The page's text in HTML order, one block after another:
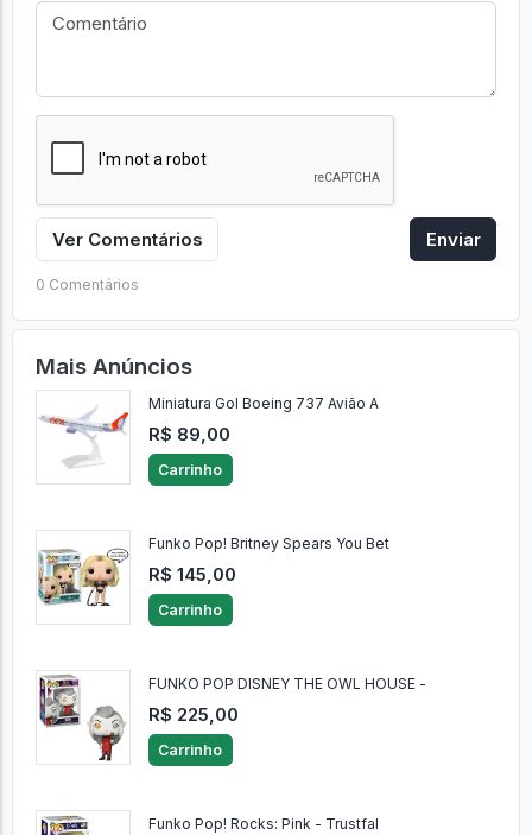
Ver Comentários Enviar
0 Comentários
Mais Anúncios
Miniatura Gol Boeing 737 Avião A
R$ 89,00
Carrinho
Funko Pop! Britney Spears You Bet
R$ 145,00
Carrinho
FUNKO POP DISNEY THE OWL HOUSE -
R$ 225,00
Carrinho
Funko Pop! Rocks: Pink - Trustfal